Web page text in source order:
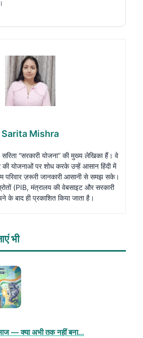
Sarita Mishra
“सरकारी योजना” की मुख्य लेखिका हैं। वे
योजनाओं पर शोध करके उन्हें आसान हिंदी में
परिवार ज़रूरी जानकारी आसानी से समझ सके।
(PIB, मंत्रालय की वेबसाइट और सरकारी
के बाद ही प्रकाशित किया जाता है।
भी
— क्या अभी तक नहीं बना…